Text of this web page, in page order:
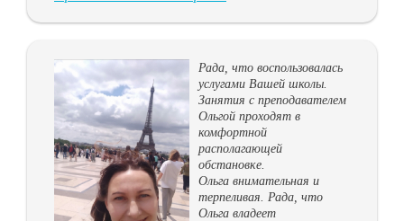
Рада, что воспользовалась
услугами Вашей школы.
Занятия с преподавателем
Ольгой проходят в
комфортной
располагающей
обстановке.
Ольга внимательная и
терпеливая. Рада, что
Ольга владеет